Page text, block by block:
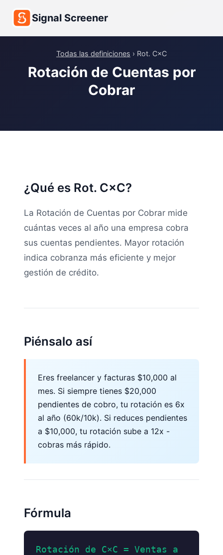
Signal Screener
Todas las definiciones › Rot. C×C
Rotación de Cuentas por
Cobrar
¿Qué es Rot. C×C?
La Rotación de Cuentas por Cobrar mide
cuántas veces al año una empresa cobra
sus cuentas pendientes. Mayor rotación
indica cobranza más eficiente y mejor
gestión de crédito.
Piénsalo así
Eres freelancer y facturas $10,000 al
mes. Si siempre tienes $20,000
pendientes de cobro, tu rotación es 6x
al año (60k/10k). Si reduces pendientes
a $10,000, tu rotación sube a 12x -
cobras más rápido.
Fórmula
Rotación de C×C = Ventas a